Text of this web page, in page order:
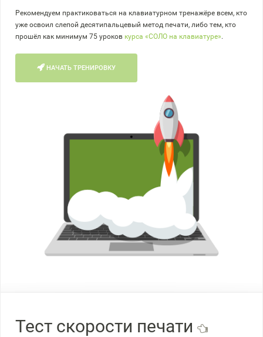
Рекомендуем практиковаться на клавиатурном тренажёре всем, кто
уже освоил слепой десятипальцевый метод печати, либо тем, кто
прошёл как минимум 75 уроков курса «СОЛО на клавиатуре».
НАЧАТЬ ТРЕНИРОВКУ
Тест скорости печати